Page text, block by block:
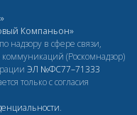
Компаньон»
надзору в сфере связи,
(Роскомнадзор)
ЭЛ №ФС77–71333
только с согласия
.